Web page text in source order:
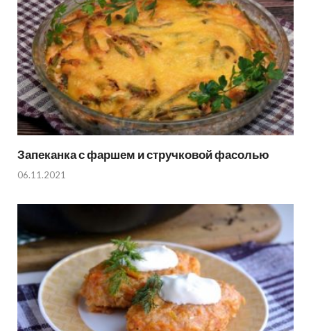
Запеканка с фаршем и стручковой фасолью
06.11.2021